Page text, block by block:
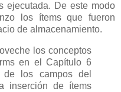
ejecutada. De este modo
los ítems que fueron
de almacenamiento.
los conceptos
en el Capítulo 6
los campos del
inserción de ítems